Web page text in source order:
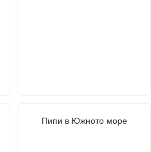
Пипи в Южното море